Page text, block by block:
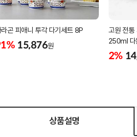
곤 피애니 투각 다기세트 8P
15,876원
고원 전통
250ml
2%
상품설명